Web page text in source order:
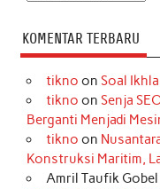
KOMENTAR TERBARU
tikno on Soal
tikno on Senja
Berganti Menjadi
tikno on
Konstruksi Maritim,
Amril Taufik Gobel